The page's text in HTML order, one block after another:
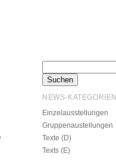
NEWS-KATEGORIEN
Einzelausstellungen
Gruppenaustellungen
Texte (D)
Texts (E)